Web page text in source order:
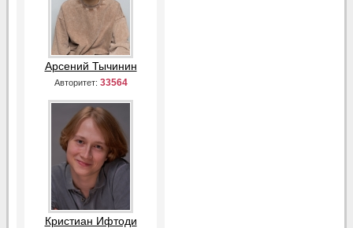
Арсений Тычинин
Авторитет: 33564
Кристиан Ифтоди